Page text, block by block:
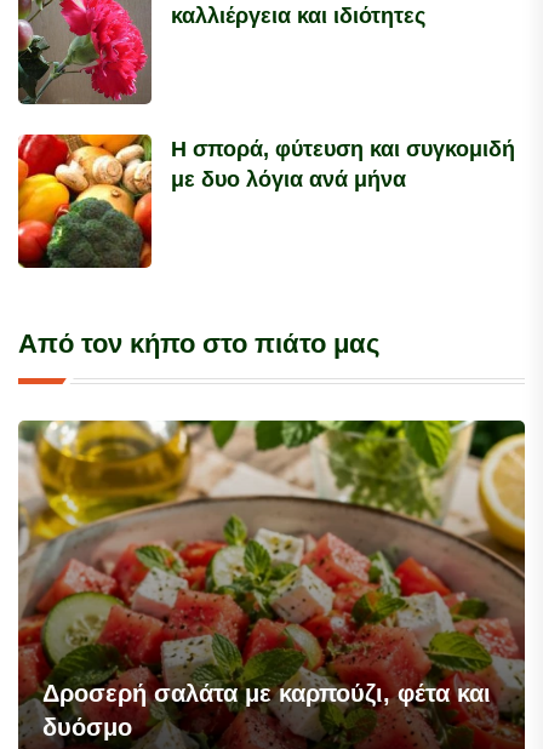
καλλιέργεια και ιδιότητες
Η σπορά, φύτευση και συγκομιδή
με δυο λόγια ανά μήνα
Από τον κήπο στο πιάτο μας
Δροσερή σαλάτα με καρπούζι, φέτα και
δυόσμο